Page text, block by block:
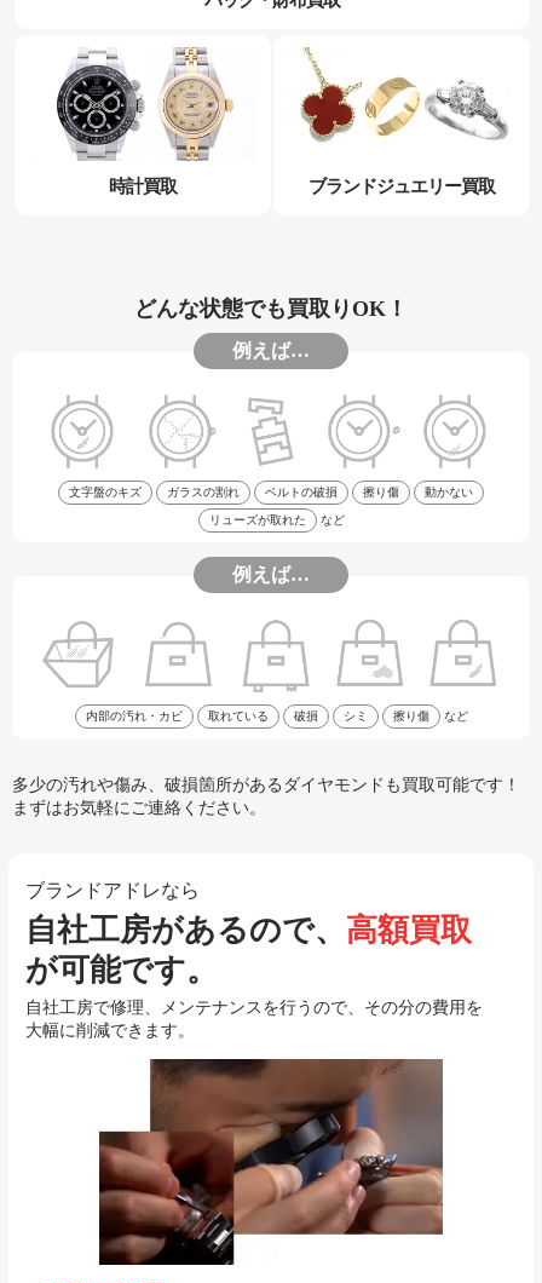
時計買取 ブランドジュエリー買取
どんな状態でも買取りOK！
例えば…
文字盤のキズ ガラスの割れ ベルトの破損 擦り傷 動かない
リューズが取れた など
例えば…
内部の汚れ・カビ 取れている 破損 シミ 擦り傷 など
多少の汚れや傷み、破損箇所があるダイヤモンドも買取可能です！
まずはお気軽にご連絡ください。
ブランドアドレなら
自社工房があるので、 高額買取
が可能です。
自社工房で修理、メンテナンスを行うので、その分の費用を
大幅に削減できます。